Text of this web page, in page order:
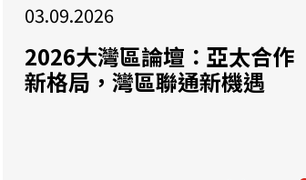
03.09.2026
2026大灣區論壇：亞太合作
新格局，灣區聯通新機遇